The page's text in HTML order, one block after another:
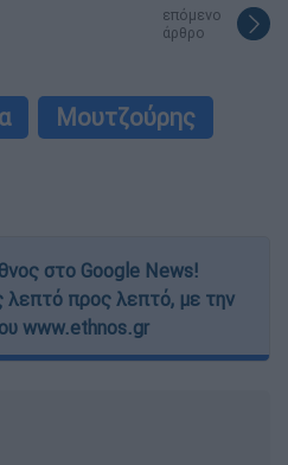
επόμενο
άρθρο
Μουτζούρης
στο Google News!
λεπτό προς λεπτό, με την
www.ethnos.gr